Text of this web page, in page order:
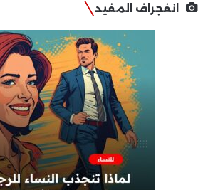
انفجراف المفيد